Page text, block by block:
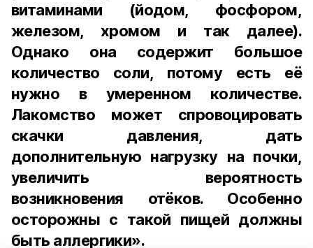
витаминами (йодом, фосфором,
железом, хромом и так далее).
Однако она содержит большое
количество соли, потому есть её
нужно в умеренном количестве.
Лакомство может спровоцировать
скачки давления, дать
дополнительную нагрузку на почки,
увеличить вероятность
возникновения отёков. Особенно
осторожны с такой пищей должны
быть аллергики».